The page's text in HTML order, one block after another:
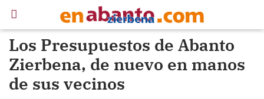
Los Presupuestos de Abanto
Zierbena, de nuevo en manos
de sus vecinos